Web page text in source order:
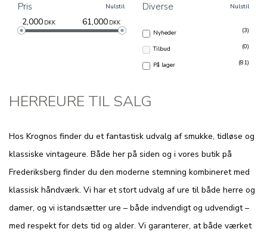
Pris Nulstil
2,000 DKK 61,000 DKK
Diverse Nulstil
Nyheder (3)
Tilbud (0)
På lager (81)
HERREURE TIL SALG
Hos Krognos finder du et fantastisk udvalg af smukke, tidløse og
klassiske vintageure. Både her på siden og i vores butik på
Frederiksberg finder du den moderne stemning kombineret med
klassisk håndværk. Vi har et stort udvalg af ure til både herre og
damer, og vi istandsætter ure – både indvendigt og udvendigt –
med respekt for dets tid og alder. Vi garanterer, at både værket